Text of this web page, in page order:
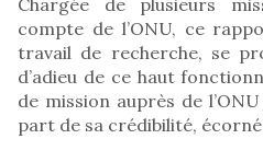
compte de l’ONU, ce
travail de recherche, se
d’adieu de ce haut
de mission auprès de
part de sa crédibilité,